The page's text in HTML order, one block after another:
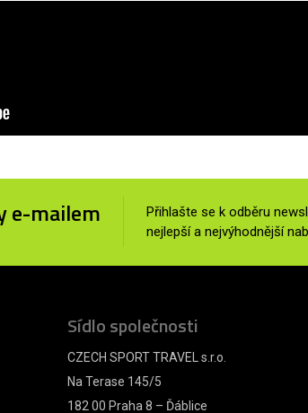
e-mailem
Přihlašte se k odběru
nejlepší a nejvýhodnější
Sídlo společnosti
CZECH SPORT TRAVEL s.r.o.
Na Terase 145/5
182 00 Praha 8 – Ďáblice